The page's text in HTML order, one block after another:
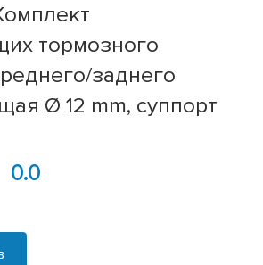
тормозного
заднего
Ø 12 mm, суппорт
0.0